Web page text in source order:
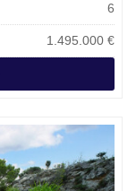
6
1.495.000 €